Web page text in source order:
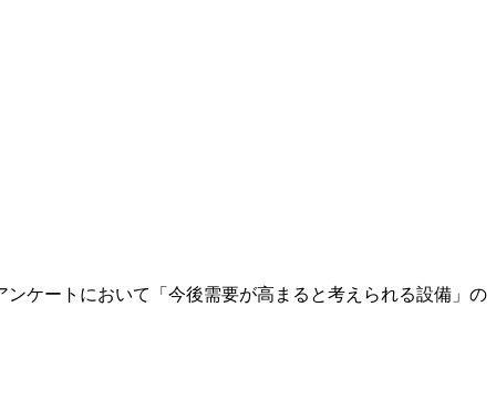
ケートにおいて「今後需要が高まると考えられる設備」の